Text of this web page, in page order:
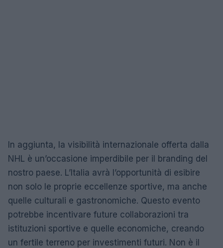
In aggiunta, la visibilità internazionale offerta dalla
NHL è un’occasione imperdibile per il branding del
nostro paese. L’Italia avrà l’opportunità di esibire
non solo le proprie eccellenze sportive, ma anche
quelle culturali e gastronomiche. Questo evento
potrebbe incentivare future collaborazioni tra
istituzioni sportive e quelle economiche, creando
un fertile terreno per investimenti futuri. Non è il